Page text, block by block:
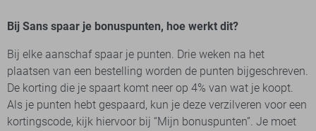
Bij Sans spaar je bonuspunten, hoe werkt dit?
Bij elke aanschaf spaar je punten. Drie weken na het
plaatsen van een bestelling worden de punten bijgeschreven.
De korting die je spaart komt neer op 4% van wat je koopt.
Als je punten hebt gespaard, kun je deze verzilveren voor een
kortingscode, kijk hiervoor bij “Mijn bonuspunten”. Je moet